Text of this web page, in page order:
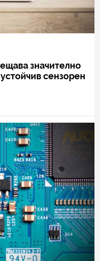
значително
сензорен